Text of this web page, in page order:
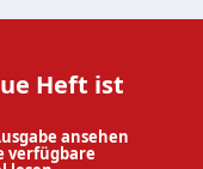
Heft ist
ansehen
verfügbare